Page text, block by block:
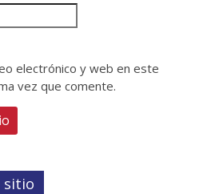
electrónico y web en este
vez que comente.
sitio